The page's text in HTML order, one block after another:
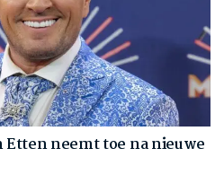
neemt toe na nieuwe